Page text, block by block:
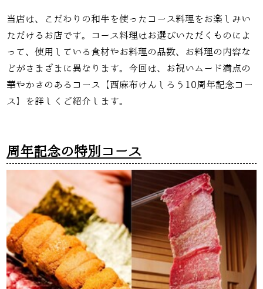
当店は、こだわりの和牛を使ったコース料理をお楽しみい
ただけるお店です。コース料理はお選びいただくものによ
って、使用している食材やお料理の品数、お料理の内容な
どがさまざまに異なります。今回は、お祝いムード満点の
華やかさのあるコース【西麻布けんしろう10周年記念コー
ス】を詳しくご紹介します。
周年記念の特別コース